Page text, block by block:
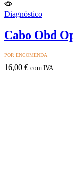
Diagnóstico
Cabo Obd
POR ENCOMENDA
16,00 € com IVA